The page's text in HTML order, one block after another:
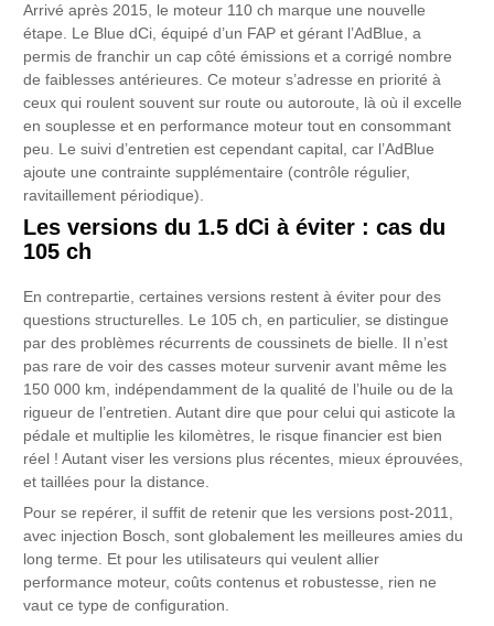
Arrivé après 2015, le moteur 110 ch marque une nouvelle
étape. Le Blue dCi, équipé d’un FAP et gérant l’AdBlue, a
permis de franchir un cap côté émissions et a corrigé nombre
de faiblesses antérieures. Ce moteur s’adresse en priorité à
ceux qui roulent souvent sur route ou autoroute, là où il excelle
en souplesse et en performance moteur tout en consommant
peu. Le suivi d’entretien est cependant capital, car l’AdBlue
ajoute une contrainte supplémentaire (contrôle régulier,
ravitaillement périodique).
Les versions du 1.5 dCi à éviter : cas du
105 ch
En contrepartie, certaines versions restent à éviter pour des
questions structurelles. Le 105 ch, en particulier, se distingue
par des problèmes récurrents de coussinets de bielle. Il n’est
pas rare de voir des casses moteur survenir avant même les
150 000 km, indépendamment de la qualité de l’huile ou de la
rigueur de l’entretien. Autant dire que pour celui qui asticote la
pédale et multiplie les kilomètres, le risque financier est bien
réel ! Autant viser les versions plus récentes, mieux éprouvées,
et taillées pour la distance.
Pour se repérer, il suffit de retenir que les versions post-2011,
avec injection Bosch, sont globalement les meilleures amies du
long terme. Et pour les utilisateurs qui veulent allier
performance moteur, coûts contenus et robustesse, rien ne
vaut ce type de configuration.